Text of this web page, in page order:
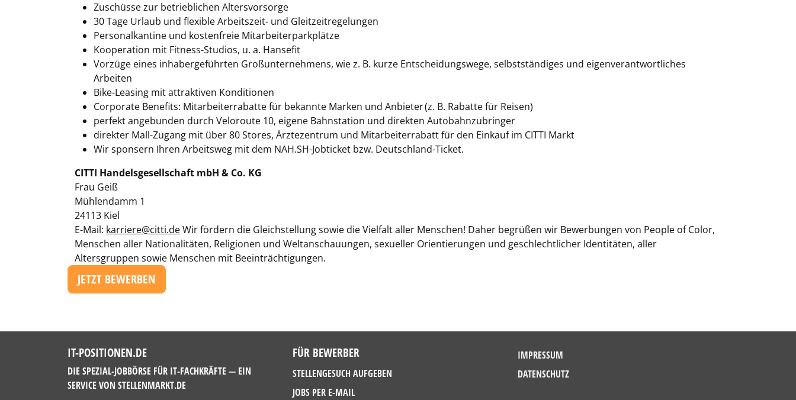
Zuschüsse zur betrieblichen Altersvorsorge
30 Tage Urlaub und flexible Arbeitszeit- und Gleitzeitregelungen
Personalkantine und kostenfreie Mitarbeiterparkplätze
Kooperation mit Fitness-Studios, u. a. Hansefit
Vorzüge eines inhabergeführten Großunternehmens, wie z. B. kurze Entscheidungswege, selbstständiges und eigenverantwortliches
Arbeiten
Bike-Leasing mit attraktiven Konditionen
Corporate Benefits: Mitarbeiterrabatte für bekannte Marken und Anbieter (z. B. Rabatte für Reisen)
perfekt angebunden durch Veloroute 10, eigene Bahnstation und direkten Autobahnzubringer
direkter Mall-Zugang mit über 80 Stores, Ärztezentrum und Mitarbeiterrabatt für den Einkauf im CITTI Markt
Wir sponsern Ihren Arbeitsweg mit dem NAH.SH-Jobticket bzw. Deutschland-Ticket.
CITTI Handelsgesellschaft mbH & Co. KG
Frau Geiß
Mühlendamm 1
24113 Kiel
E-Mail: karriere@citti.deWir fördern die Gleichstellung sowie die Vielfalt aller Menschen! Daher begrüßen wir Bewerbungen von People of Color,
Menschen aller Nationalitäten, Religionen und Weltanschauungen, sexueller Orientierungen und geschlechtlicher Identitäten, aller
Altersgruppen sowie Menschen mit Beeinträchtigungen.
JETZT BEWERBEN
IT-POSITIONEN.DE
DIE SPEZIAL-JOBBÖRSE FÜR IT-FACHKRÄFTE — EIN
SERVICE VON STELLENMARKT.DE
FÜR BEWERBER
STELLENGESUCH AUFGEBEN
JOBS PER E-MAIL
IMPRESSUM
DATENSCHUTZ